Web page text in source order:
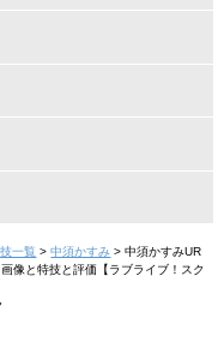
一覧 >中須かすみ >中須かすみUR
像と特技と評価【ラブライブ！スク